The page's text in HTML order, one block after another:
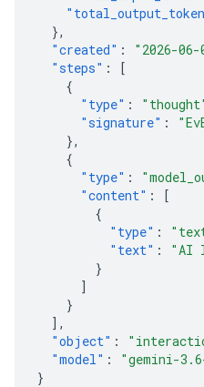
},
"created" : "2026-06-
"steps" :
[
{
"type" :
"signature" :
},
{
"type" :
"content" :
[
{
"type" :
"text" :
"AI
}
]
}
],
"object" :
"model" : "gemini-
}